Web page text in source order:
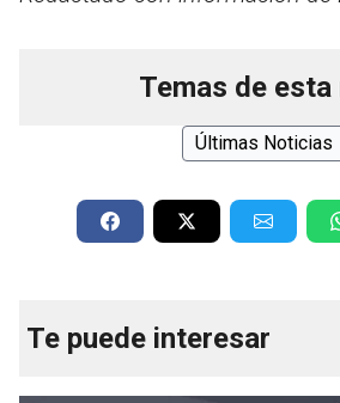
Temas de esta
Últimas Noticias
Te puede interesar